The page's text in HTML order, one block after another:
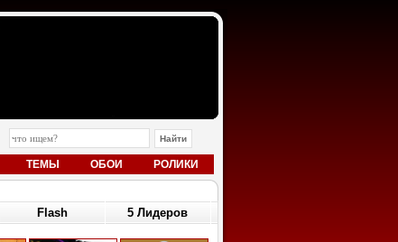
ТЕМЫ ОБОИ РОЛИКИ
Flash 5 Лидеров